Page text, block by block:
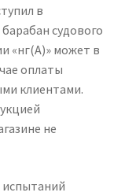
в
судового
«нг(А)» может в
оплаты
клиентами.
не